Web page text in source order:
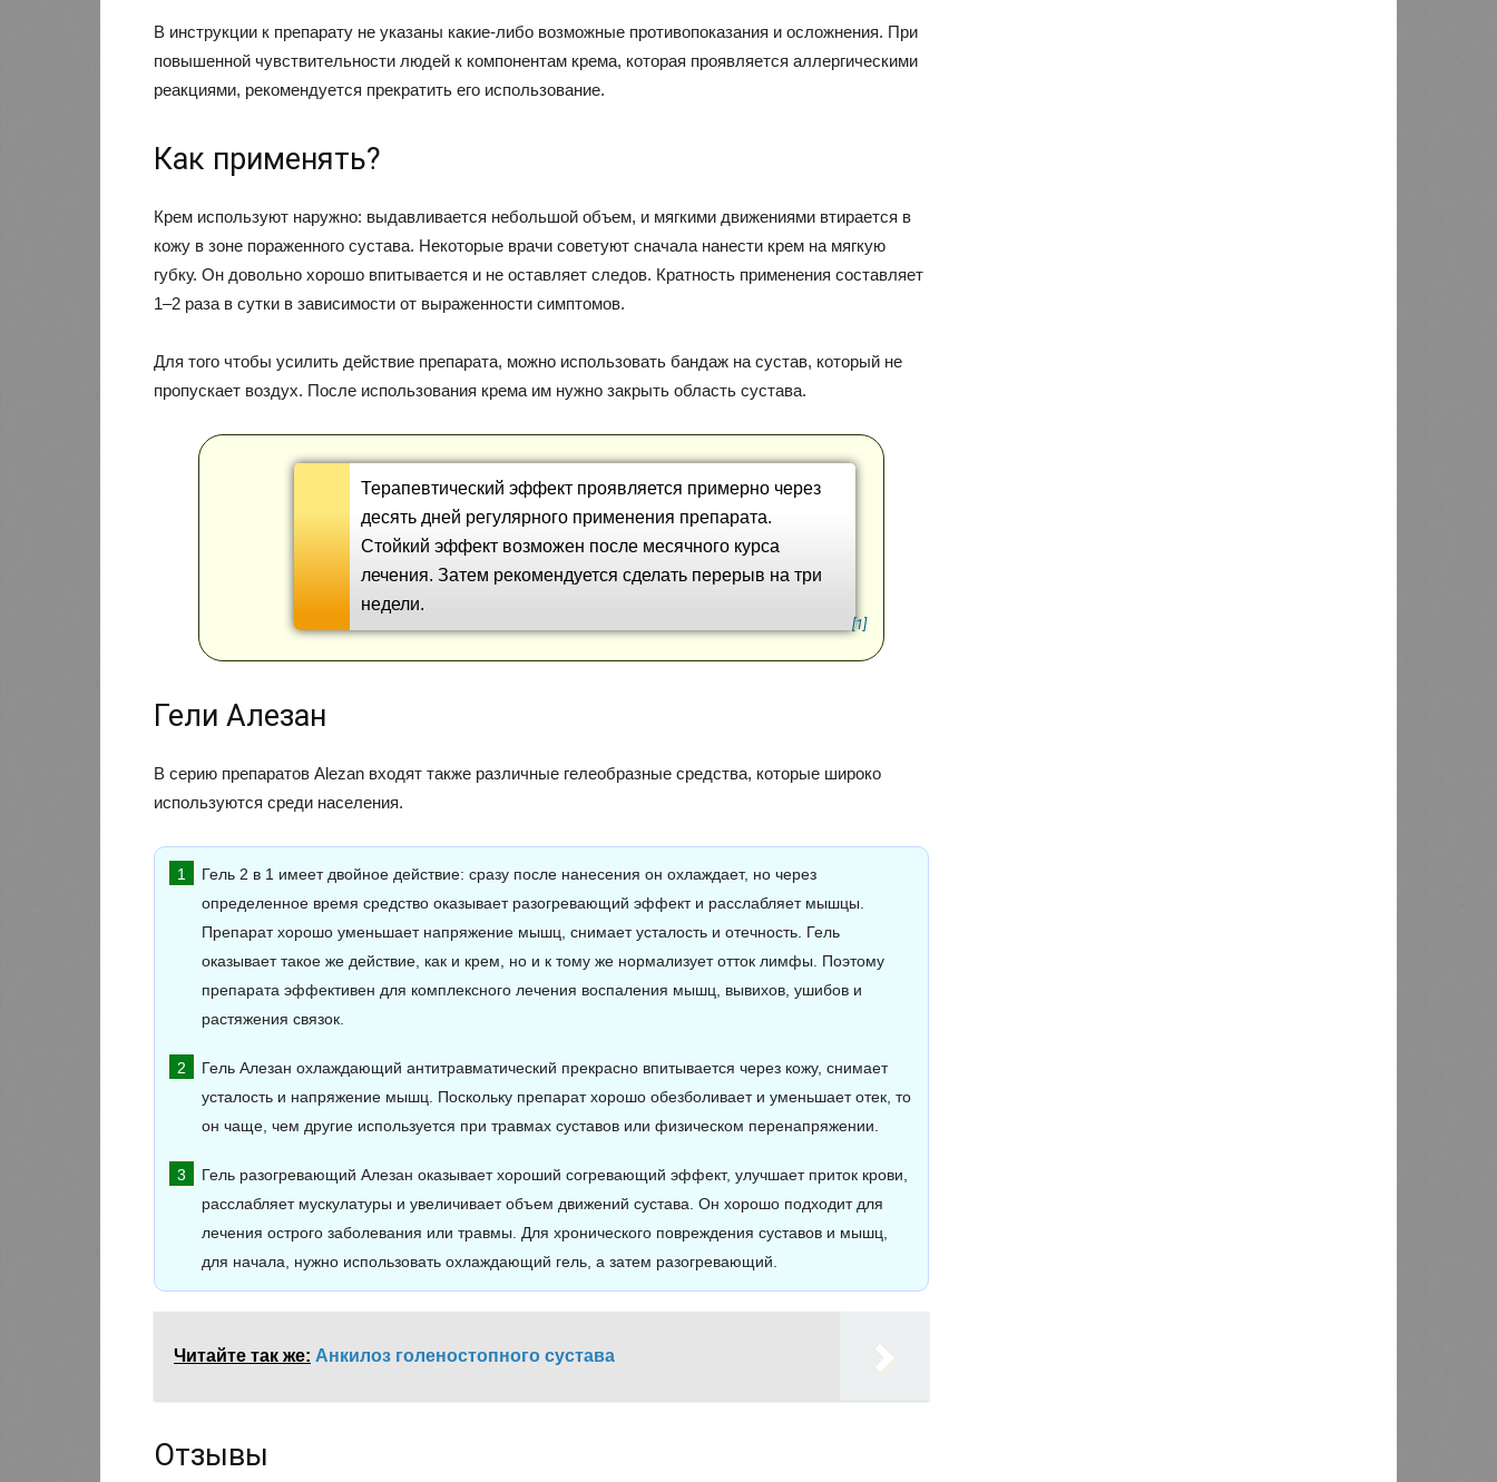
В инструкции к препарату не указаны какие-либо возможные противопоказания и осложнения. При
повышенной чувствительности людей к компонентам крема, которая проявляется аллергическими
реакциями, рекомендуется прекратить его использование.
Как применять?
Крем используют наружно: выдавливается небольшой объем, и мягкими движениями втирается в
кожу в зоне пораженного сустава. Некоторые врачи советуют сначала нанести крем на мягкую
губку. Он довольно хорошо впитывается и не оставляет следов. Кратность применения составляет
1–2 раза в сутки в зависимости от выраженности симптомов.
Для того чтобы усилить действие препарата, можно использовать бандаж на сустав, который не
пропускает воздух. После использования крема им нужно закрыть область сустава.
Терапевтический эффект проявляется примерно через
десять дней регулярного применения препарата.
Стойкий эффект возможен после месячного курса
лечения. Затем рекомендуется сделать перерыв на три
недели.
[1]
Гели Алезан
В серию препаратов Alezan входят также различные гелеобразные средства, которые широко
используются среди населения.
Гель 2 в 1 имеет двойное действие: сразу после нанесения он охлаждает, но через
определенное время средство оказывает разогревающий эффект и расслабляет мышцы.
Препарат хорошо уменьшает напряжение мышц, снимает усталость и отечность. Гель
оказывает такое же действие, как и крем, но и к тому же нормализует отток лимфы. Поэтому
препарата эффективен для комплексного лечения воспаления мышц, вывихов, ушибов и
растяжения связок.
Гель Алезан охлаждающий антитравматический прекрасно впитывается через кожу, снимает
усталость и напряжение мышц. Поскольку препарат хорошо обезболивает и уменьшает отек, то
он чаще, чем другие используется при травмах суставов или физическом перенапряжении.
Гель разогревающий Алезан оказывает хороший согревающий эффект, улучшает приток крови,
расслабляет мускулатуры и увеличивает объем движений сустава. Он хорошо подходит для
лечения острого заболевания или травмы. Для хронического повреждения суставов и мышц,
для начала, нужно использовать охлаждающий гель, а затем разогревающий.
Читайте так же: Анкилоз голеностопного сустава
Отзывы